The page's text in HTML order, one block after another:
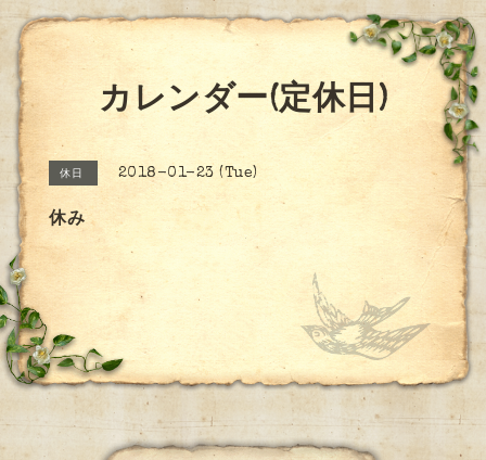
カレンダー(定休日)
休日 2018-01-23 (Tue)
休み